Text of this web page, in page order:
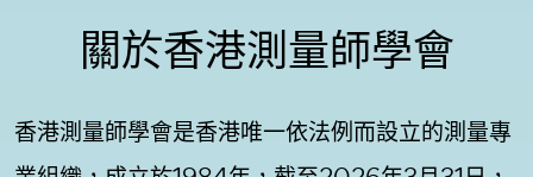
關於香港測量師學會
香港測量師學會是香港唯一依法例而設立的測量專